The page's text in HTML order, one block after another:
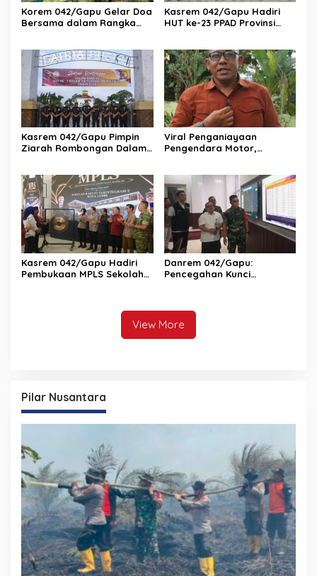
Korem 042/Gapu Gelar Doa
Bersama dalam Rangka
Kasrem 042/Gapu Hadiri
HUT ke-23 PPAD Provinsi
Pemerintah
Kasrem 042/Gapu Pimpin
Ziarah Rombongan Dalam
Viral Penganiayaan
Pengendara Motor,
TNI
Kasrem 042/Gapu Hadiri
Pembukaan MPLS Sekolah
Danrem 042/Gapu:
Pencegahan Kunci
View More
Pilar Nusantara